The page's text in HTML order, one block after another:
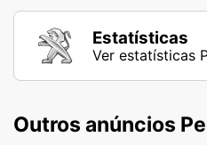
Estatísticas
Ver estatísticas
Outros anúncios